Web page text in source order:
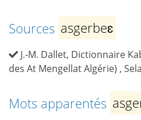
Sources asgerbeɛ
J.-M. Dallet, Dictionnaire
des At Mengellat Algérie) ,
Mots apparentés